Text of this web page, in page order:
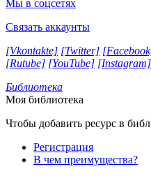
Мы в соцсетях
Связать аккаунты
[Vkontakte] [Twitter]
[Rutube] [YouTube] [Instagram]
Библиотека
Моя библиотека
Чтобы добавить ресурс в
Регистрация
В чем преимущества?